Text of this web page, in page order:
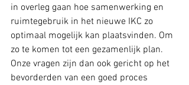
in overleg gaan hoe samenwerking en
ruimtegebruik in het nieuwe IKC zo
optimaal mogelijk kan plaatsvinden. Om
zo te komen tot een gezamenlijk plan.
Onze vragen zijn dan ook gericht op het
bevorderden van een goed proces